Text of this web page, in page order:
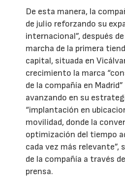
De esta manera, la
de julio reforzando su
internacional”, después
marcha de la primera
capital, situada en
crecimiento la marca
de la compañía en
avanzando en su
“implantación en
movilidad, donde la
optimización del tiempo
cada vez más relevante”,
de la compañía a través
prensa.